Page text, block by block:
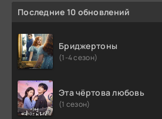
Последние 10 обновлений
Бриджертоны
(1-4 сезон)
Эта чёртова любовь
(1 сезон)